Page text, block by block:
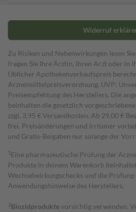
Widerruf
Zu Risiken und Nebenwirkungen lesen
fragen Sie Ihre Ärztin, Ihren Arzt oder in
Üblicher Apothekenverkaufspreis
Arzneimittelpreisverordnung. UVP:
Preisempfehlung des Herstellers. Die
beinhalten die gesetzlich
zzgl. 3,95 € Versandkosten. Ab 29,00 €
frei. Preisänderungen und Irrtümer
und Gratis-Beigaben nur solange der
1 Eine pharmazeutische Prüfung der
Produkte in deinem Warenkorb
Wechselwirkungschecks und die Prüfung
Anwendungshinweise des Herstellers.
2Biozidproduktevorsichtig verwenden.